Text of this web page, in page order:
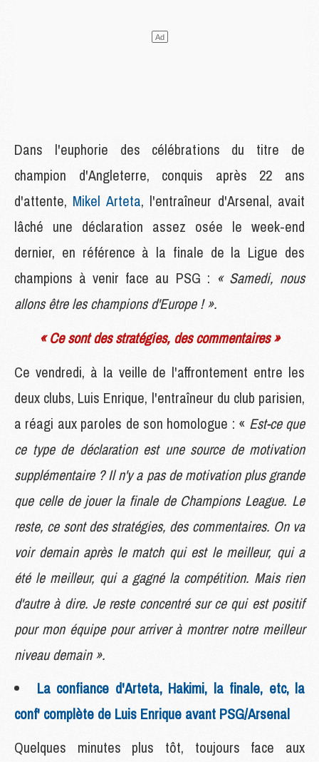
Dans l'euphorie des célébrations du titre de
champion d'Angleterre, conquis après 22 ans
d'attente, Mikel Arteta, l'entraîneur d'Arsenal, avait
lâché une déclaration assez osée le week-end
dernier, en référence à la finale de la Ligue des
champions à venir face au PSG : « Samedi, nous
allons être les champions d'Europe ! ».
« Ce sont des stratégies, des commentaires »
Ce vendredi, à la veille de l'affrontement entre les
deux clubs, Luis Enrique, l'entraîneur du club parisien,
a réagi aux paroles de son homologue : « Est-ce que
ce type de déclaration est une source de motivation
supplémentaire ? Il n'y a pas de motivation plus grande
que celle de jouer la finale de Champions League. Le
reste, ce sont des stratégies, des commentaires. On va
voir demain après le match qui est le meilleur, qui a
été le meilleur, qui a gagné la compétition. Mais rien
d'autre à dire. Je reste concentré sur ce qui est positif
pour mon équipe pour arriver à montrer notre meilleur
niveau demain ».
La confiance d'Arteta, Hakimi, la finale, etc, la
conf' complète de Luis Enrique avant PSG/Arsenal
Quelques minutes plus tôt, toujours face aux